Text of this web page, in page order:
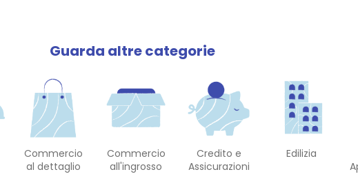
Guarda altre categorie
Commercio
al dettaglio
Commercio
all'ingrosso
Credito e
Assicurazioni
Edilizia